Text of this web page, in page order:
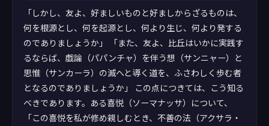
「しかし、友よ、好ましいものと好ましからざるものは、
何を根源とし、何を起源とし、何より生じ、何より発する
のでありましょうか」 「また、友よ、比丘はいかに実践す
るならば、戯論（パパンチャ）を伴う想（サンニャー）と
思惟（サンカーラ）の滅へと導く道を、ふさわしく歩む者
となるのでありましょうか」 この点につきては、こう知る
べきであります。ある喜悦（ソーマナッサ）について、
「この喜悦を私が修め親しむとき、不善の法（アクサラ・